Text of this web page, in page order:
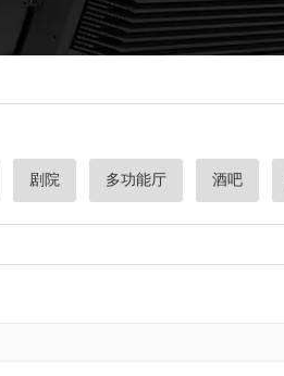
剧院 多功能厅 酒吧